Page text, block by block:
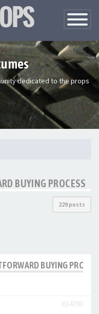
Toggle
dedicated to the props
BUYING PROCESS
229 posts
BUYING
#34790